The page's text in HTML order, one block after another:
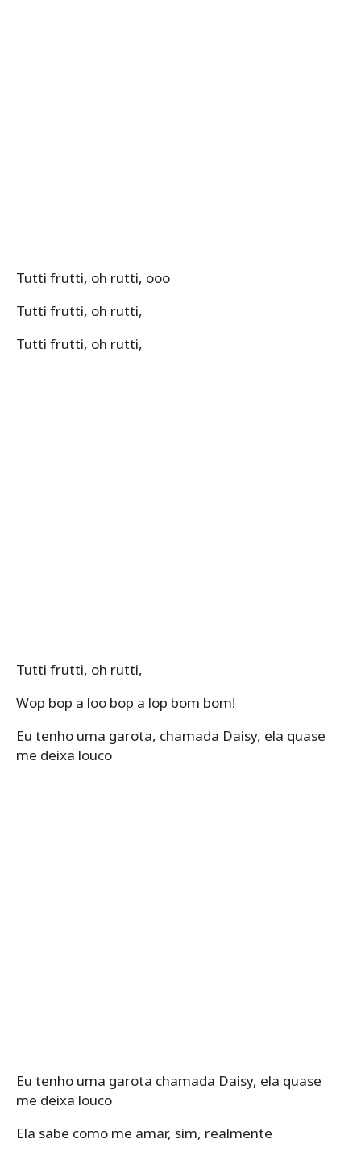
Tutti frutti, oh rutti, ooo
Tutti frutti, oh rutti,
Tutti frutti, oh rutti,
Tutti frutti, oh rutti,
Wop bop a loo bop a lop bom bom!
Eu tenho uma garota, chamada Daisy, ela quase
me deixa louco
Eu tenho uma garota chamada Daisy, ela quase
me deixa louco
Ela sabe como me amar, sim, realmente